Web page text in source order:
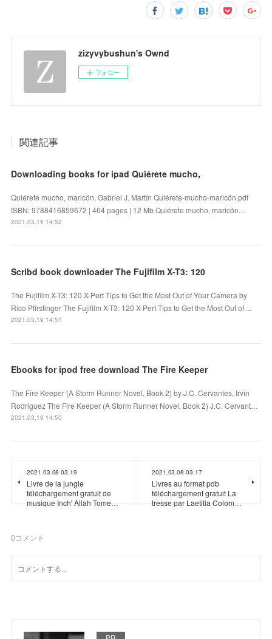
zizyvybushun's Ownd
フォロー
関連記事
Downloading books for ipad Quiérete mucho,
Quiérete mucho, maricón. Gabriel J. Martín Quiérete-mucho-maricón.pdf
ISBN: 9788416859672 | 464 pages | 12 Mb Quiérete mucho, maricón...
2021.03.19 14:52
Scribd book downloader The Fujifilm X-T3: 120
The Fujifilm X-T3: 120 X-Pert Tips to Get the Most Out of Your Camera by
Rico Pfirstinger The Fujifilm X-T3: 120 X-Pert Tips to Get the Most Out of ...
2021.03.19 14:51
Ebooks for ipod free download The Fire Keeper
The Fire Keeper (A Storm Runner Novel, Book 2) by J.C. Cervantes, Irvin
Rodriguez The Fire Keeper (A Storm Runner Novel, Book 2) J.C. Cervant…
2021.03.19 14:50
2021.03.08 03:19
Livre de la jungle
téléchargement gratuit de
musique Inch' Allah Tome…
2021.03.08 03:17
Livres au format pdb
téléchargement gratuit La
tresse par Laetitia Colom…
0コメント